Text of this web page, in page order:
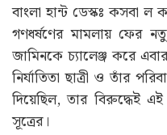
বাংলা হান্ট ডেস্কঃ
গণধর্ষণের মামলায় ফের
জামিনকে চ্যালেঞ্জ করে
নির্যাতিতা ছাত্রী ও তাঁর
দিয়েছিল, তার বিরুদ্ধেই
সূত্রের।